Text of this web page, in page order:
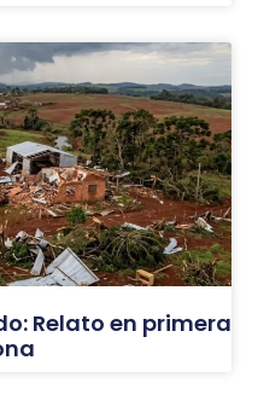
Relato en primera